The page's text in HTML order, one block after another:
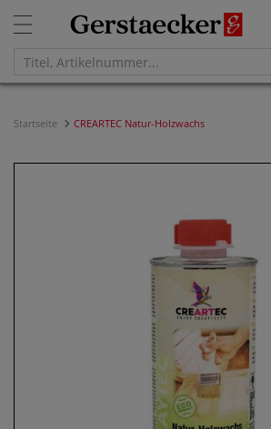
Startseite CREARTEC Natur-Holzwachs